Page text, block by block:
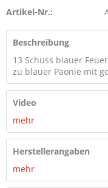
Artikel-Nr.:
Beschreibung
13 Schuss blauer
zu blauer Päonie mit
Video
mehr
Herstellerangaben
mehr